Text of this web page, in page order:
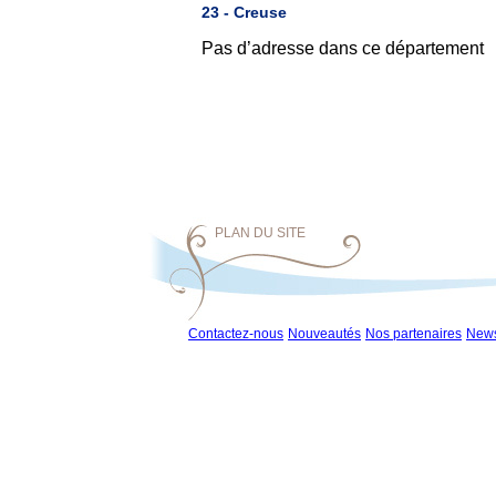
23 - Creuse
Pas d’adresse dans ce département
PLAN DU SITE
Contactez-nous Nouveautés Nos partenaires